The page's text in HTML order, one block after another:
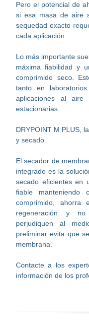
Pero el potencial de
si esa masa de aire
sequedad exacto
cada aplicación.
Lo más importante
máxima fiabilidad y
comprimido seco.
tanto en
aplicaciones al
estacionarias.
DRYPOINT M PLUS,
y secado
El secador de
integrado es la
secado eficientes en
fiable manteniendo
comprimido,
regeneración y
perjudiquen al
preliminar evita que
membrana.
Contacte a los
información de los